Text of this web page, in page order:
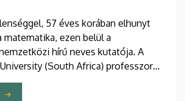
57 éves korában elhunyt
matematika, ezen belül a
hírű neves kutatója. A
(South Africa) professzorát
avatta díszdoktorai sorába a